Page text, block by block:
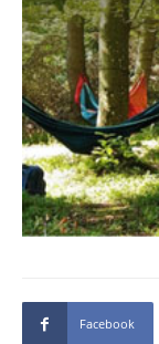
Facebook